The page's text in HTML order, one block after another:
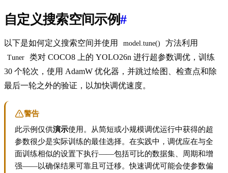
自定义搜索空间示例#
以下是如何定义搜索空间并使用 model.tune() 方法利用
Tuner
类对 COCO8 上的 YOLO26n 进行超参数调优，训练
30 个轮次，使用 AdamW 优化器，并跳过绘图、检查点和除
最后一轮之外的验证，以加快调优速度。
警告
此示例仅供演示使用。从简短或小规模调优运行中获得的超
参数很少是实际训练的最佳选择。在实践中，调优应在与全
面训练相似的设置下执行——包括可比的数据集、周期和增
强——以确保结果可靠且可迁移。快速调优可能会使参数偏